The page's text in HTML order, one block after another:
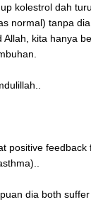
kolestrol dah
normal) tanpa
kita hanya
positive feedback
dia both